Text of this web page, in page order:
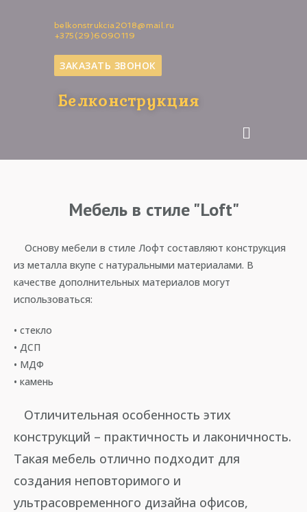
belkonstrukcia2018@mail.ru
+375(29)6090119
ЗАКАЗАТЬ ЗВОНОК
Белконструкция
Мебель в стиле "Loft"
Основу мебели в стиле Лофт составляют конструкция
из металла вкупе с натуральными материалами. В
качестве дополнительных материалов могут
использоваться:
• стекло
• ДСП
• МДФ
• камень
Отличительная особенность этих
конструкций – практичность и лаконичность.
Такая мебель отлично подходит для
создания неповторимого и
ультрасовременного дизайна офисов,